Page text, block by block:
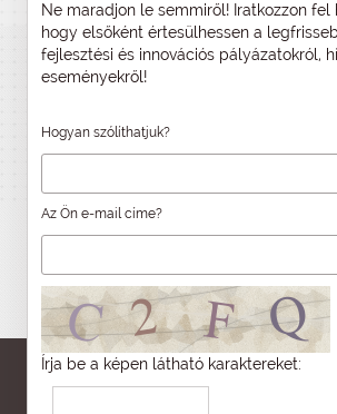
Ne maradjon le semmiről! Iratkozzon fel
hogy elsőként értesülhessen a
fejlesztési és innovációs pályázatokról,
eseményekről!
Hogyan szólíthatjuk?
Az Ön e-mail címe?
Írja be a képen látható karaktereket: